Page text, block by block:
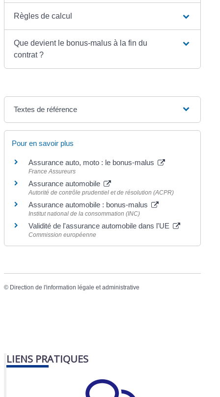
Règles de calcul
Que devient le bonus-malus à la fin du
contrat ?
Textes de référence
Pour en savoir plus
Assurance auto, moto : le bonus-malus
France Assureurs
Assurance automobile
Autorité de contrôle prudentiel et de résolution (ACPR)
Assurance automobile : bonus-malus
Institut national de la consommation (INC)
Validité de l'assurance automobile dans l'UE
Commission européenne
© Direction de l'information légale et administrative
LIENS PRATIQUES